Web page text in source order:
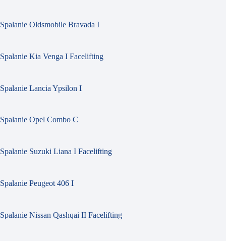
Spalanie Oldsmobile Bravada I
Spalanie Kia Venga I Facelifting
Spalanie Lancia Ypsilon I
Spalanie Opel Combo C
Spalanie Suzuki Liana I Facelifting
Spalanie Peugeot 406 I
Spalanie Nissan Qashqai II Facelifting